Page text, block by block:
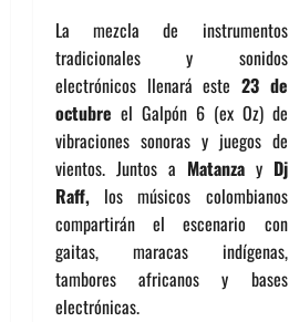
La mezcla de instrumentos
tradicionales y sonidos
electrónicos llenará este 23 de
octubre el Galpón 6 (ex Oz) de
vibraciones sonoras y juegos de
vientos. Juntos a Matanzay Dj
Raff, los músicos colombianos
compartirán el escenario con
gaitas, maracas indígenas,
tambores africanos y bases
electrónicas.